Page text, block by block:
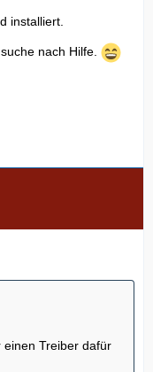
installiert.
nach Hilfe.
einen Treiber dafür